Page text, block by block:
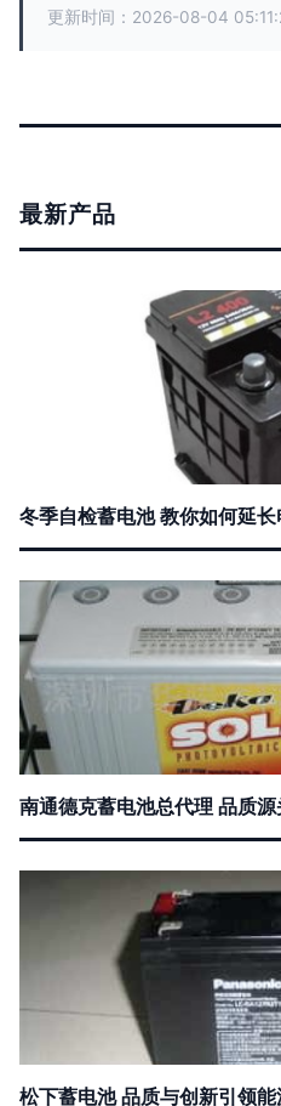
更新时间：2026-08-04
最新产品
冬季自检蓄电池 教你如何延
南通德克蓄电池总代理 品质
松下蓄电池 品质与创新引领